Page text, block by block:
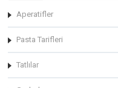
Aperatifler
Pasta Tarifleri
Tatlılar